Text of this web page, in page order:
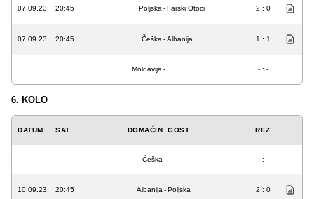
07.09.23. 20:45 Poljska -Farski Otoci 2 : 0
07.09.23. 20:45 Češka -Albanija 1 : 1
Moldavija - - : -
6. KOLO
DATUM SAT DOMAĆIN GOST REZ
Češka - - : -
10.09.23. 20:45 Albanija -Poljska 2 : 0